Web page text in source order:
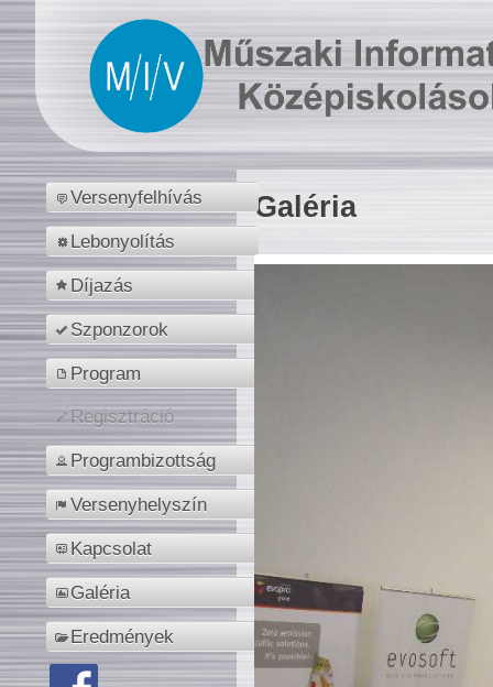
Versenyfelhívás
Lebonyolítás
Díjazás
Szponzorok
Program
Regisztráció
Programbizottság
Versenyhelyszín
Kapcsolat
Galéria
Eredmények
Galéria